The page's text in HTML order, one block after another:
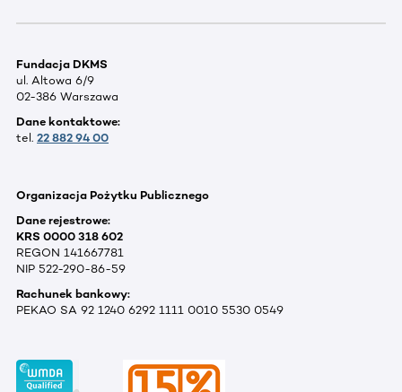
Fundacja DKMS
ul. Altowa 6/9
02-386 Warszawa
Dane kontaktowe:
tel. 22 882 94 00
Organizacja Pożytku Publicznego
Dane rejestrowe:
KRS 0000 318 602
REGON 141667781
NIP 522-290-86-59
Rachunek bankowy:
PEKAO SA 92 1240 6292 1111 0010 5530 0549